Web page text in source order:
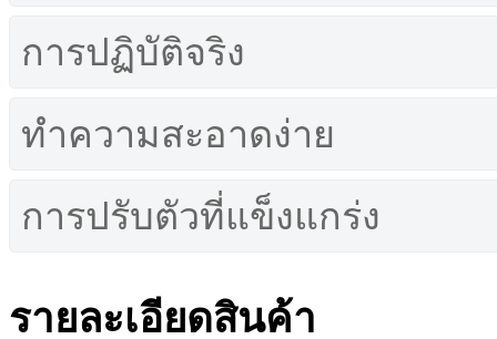
การปฏิบัติจริง
ทำความสะอาดง่าย
การปรับตัวที่แข็งแกร่ง
รายละเอียดสินค้า